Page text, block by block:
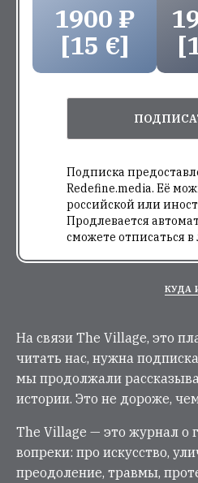
1900 ₽
[15 €]
Подписка
Redefine.media. Её
российской или
Продлевается
сможете отписаться
КУДА
На связи The Village, это
читать нас, нужна
мы продолжали
истории. Это не дороже,
The Village — это журнал о
вопреки: про искусство,
преодоление, травмы,